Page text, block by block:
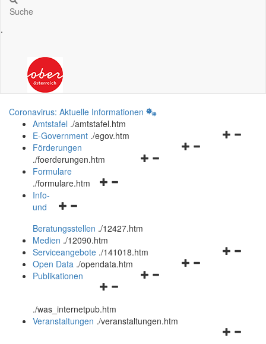
Suche
.
Coronavirus: Aktuelle Informationen
Amtstafel ./amtstafel.htm
Navigationsmenü
E-Government ./egov.htm
Navigationsmenü
Förderungen
./foerderungen.htm
Navigationsmenü
Formulare
./formulare.htm
Navigationsmenü
und
schließen
Info-
und
Beratungsstellen ./12427.htm
Medien ./12090.htm
Navigationsmenü
Serviceangebote ./141018.htm
Navigationsmenü
Open Data ./opendata.htm
Navigationsmenü
und
schließen
Publikationen
./was_internetpub.htm
Veranstaltungen ./veranstaltungen.htm